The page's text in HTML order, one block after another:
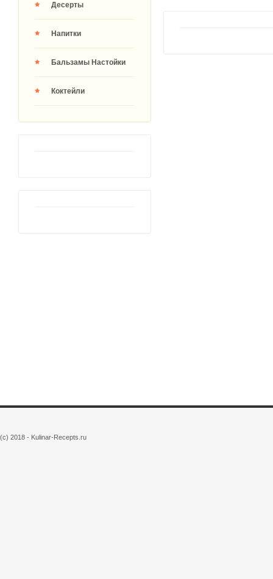
Десерты
Напитки
Бальзамы Настойки
Коктейли
(c) 2018 - Kulinar-Recepts.ru